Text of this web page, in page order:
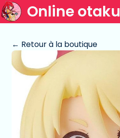
Online otaku
← Retour à la boutique